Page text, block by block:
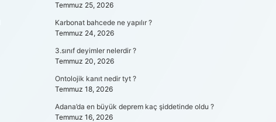
Temmuz 25, 2026
Karbonat bahcede ne yapılır ?
Temmuz 24, 2026
3.sınıf deyimler nelerdir ?
Temmuz 20, 2026
Ontolojik kanıt nedir tyt ?
Temmuz 18, 2026
Adana’da en büyük deprem kaç şiddetinde oldu ?
Temmuz 16, 2026